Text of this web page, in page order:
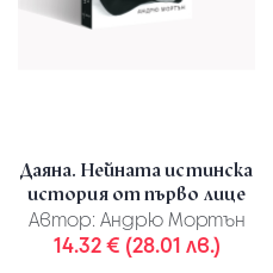
Даяна. Нейната истинска
история от първо лице
Автор: Андрю Мортън
14.32 € (28.01 лв.)